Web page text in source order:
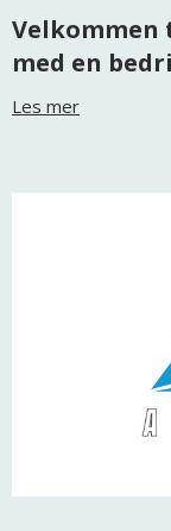
Velkommen
med en
Les mer